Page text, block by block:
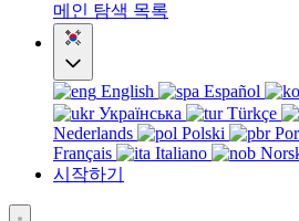
메인 탐색 목록
English Español
Українська
Türkçe
Nederlands
Polski
Français
Italiano
시작하기